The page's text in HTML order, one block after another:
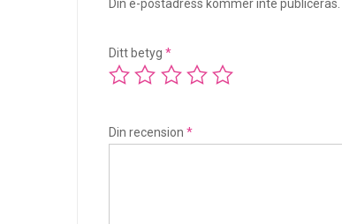
Din e-postadress kommer inte publiceras.
Ditt betyg *
Din recension *